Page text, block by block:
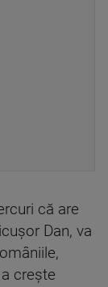
că are
Dan, va
creşte